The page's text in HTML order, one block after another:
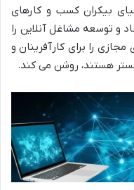
بیکران کسب و کارهای
و توسعه مشاغل آنلاین را
را برای کارآفرینان و
هستند، روشن می کند.